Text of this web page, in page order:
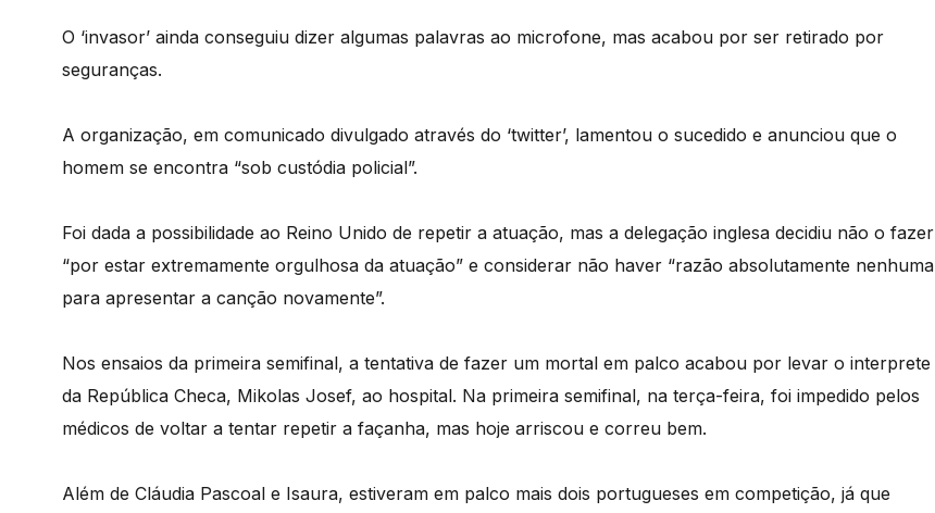
O ‘invasor’ ainda conseguiu dizer algumas palavras ao microfone, mas acabou por ser retirado por
seguranças.
A organização, em comunicado divulgado através do ‘twitter’, lamentou o sucedido e anunciou que o
homem se encontra “sob custódia policial”.
Foi dada a possibilidade ao Reino Unido de repetir a atuação, mas a delegação inglesa decidiu não o fazer
“por estar extremamente orgulhosa da atuação” e considerar não haver “razão absolutamente nenhuma
para apresentar a canção novamente”.
Nos ensaios da primeira semifinal, a tentativa de fazer um mortal em palco acabou por levar o interprete
da República Checa, Mikolas Josef, ao hospital. Na primeira semifinal, na terça-feira, foi impedido pelos
médicos de voltar a tentar repetir a façanha, mas hoje arriscou e correu bem.
Além de Cláudia Pascoal e Isaura, estiveram em palco mais dois portugueses em competição, já que